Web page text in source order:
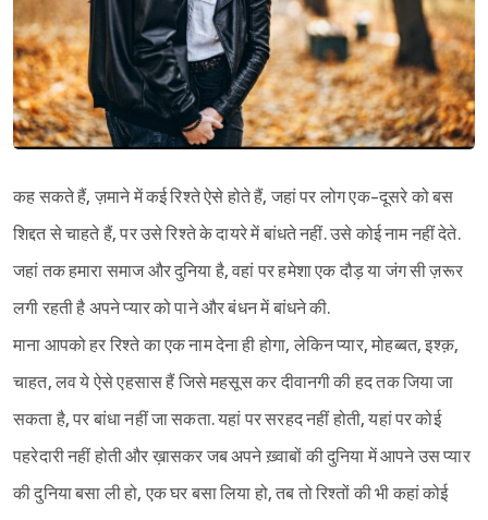
कह सकते हैं, ज़माने में कई रिश्ते ऐसे होते हैं, जहां पर लोग एक-दूसरे को बस
शिद्दत से चाहते हैं, पर उसे रिश्ते के दायरे में बांधते नहीं. उसे कोई नाम नहीं देते.
जहां तक हमारा समाज और दुनिया है, वहां पर हमेशा एक दौड़ या जंग सी ज़रूर
लगी रहती है अपने प्यार को पाने और बंधन में बांधने की.
माना आपको हर रिश्ते का एक नाम देना ही होगा, लेकिन प्यार, मोहब्बत, इश्क़,
चाहत, लव ये ऐसे एहसास हैं जिसे महसूस कर दीवानगी की हद तक जिया जा
सकता है, पर बांधा नहीं जा सकता. यहां पर सरहद नहीं होती, यहां पर कोई
पहरेदारी नहीं होती और ख़ासकर जब अपने ख़्वाबों की दुनिया में आपने उस प्यार
की दुनिया बसा ली हो, एक घर बसा लिया हो, तब तो रिश्तों की भी कहां कोई